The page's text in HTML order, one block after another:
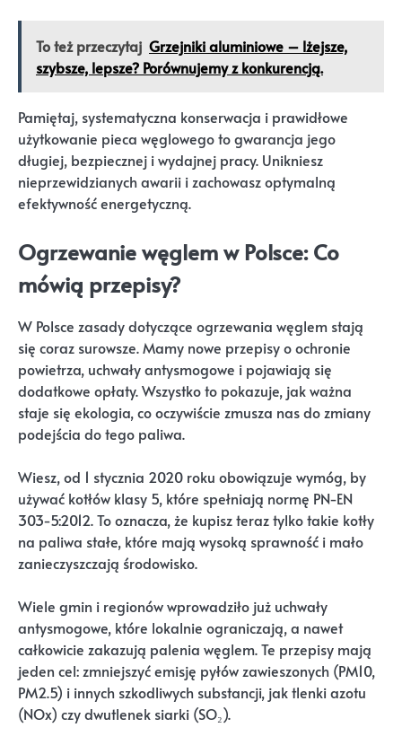
To też przeczytaj Grzejniki aluminiowe – lżejsze,
szybsze, lepsze? Porównujemy z konkurencją.
Pamiętaj, systematyczna konserwacja i prawidłowe
użytkowanie pieca węglowego to gwarancja jego
długiej, bezpiecznej i wydajnej pracy. Unikniesz
nieprzewidzianych awarii i zachowasz optymalną
efektywność energetyczną.
Ogrzewanie węglem w Polsce: Co
mówią przepisy?
W Polsce zasady dotyczące ogrzewania węglem stają
się coraz surowsze. Mamy nowe przepisy o ochronie
powietrza, uchwały antysmogowe i pojawiają się
dodatkowe opłaty. Wszystko to pokazuje, jak ważna
staje się ekologia, co oczywiście zmusza nas do zmiany
podejścia do tego paliwa.
Wiesz, od 1 stycznia 2020 roku obowiązuje wymóg, by
używać kotłów klasy 5, które spełniają normę PN-EN
303-5:2012. To oznacza, że kupisz teraz tylko takie kotły
na paliwa stałe, które mają wysoką sprawność i mało
zanieczyszczają środowisko.
Wiele gmin i regionów wprowadziło już uchwały
antysmogowe, które lokalnie ograniczają, a nawet
całkowicie zakazują palenia węglem. Te przepisy mają
jeden cel: zmniejszyć emisję pyłów zawieszonych (PM10,
PM2.5) i innych szkodliwych substancji, jak tlenki azotu
(NOx) czy dwutlenek siarki (SO₂).